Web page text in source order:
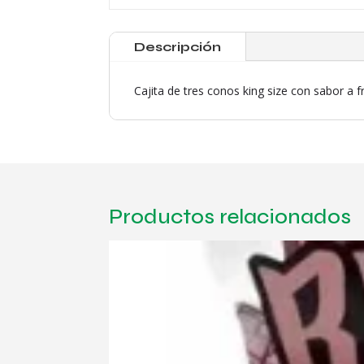
Descripción
Cajita de tres conos king size con sabor a
Productos relacionados